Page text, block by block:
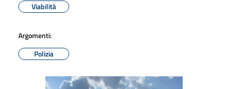
Viabilità
Argomenti:
Polizia